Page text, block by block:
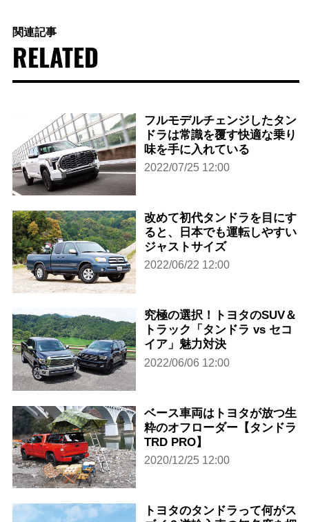
関連記事
RELATED
フルモデルチェンジしたタン
ドラは常識を覆す快適な乗り
味を手に入れている
2022/07/25 12:00
改めて初代タンドラを目にす
ると、日本でも運転しやすい
ジャストサイズ
2022/06/22 12:00
究極の選択！トヨタのSUV＆
トラック「タンドラ vs セコ
イア」魅力対決
2022/06/06 12:00
ベース車両はトヨタが放つ生
粋のオフローダー【タンドラ
TRD PRO】
2020/12/25 12:00
トヨタのタンドラって何がス